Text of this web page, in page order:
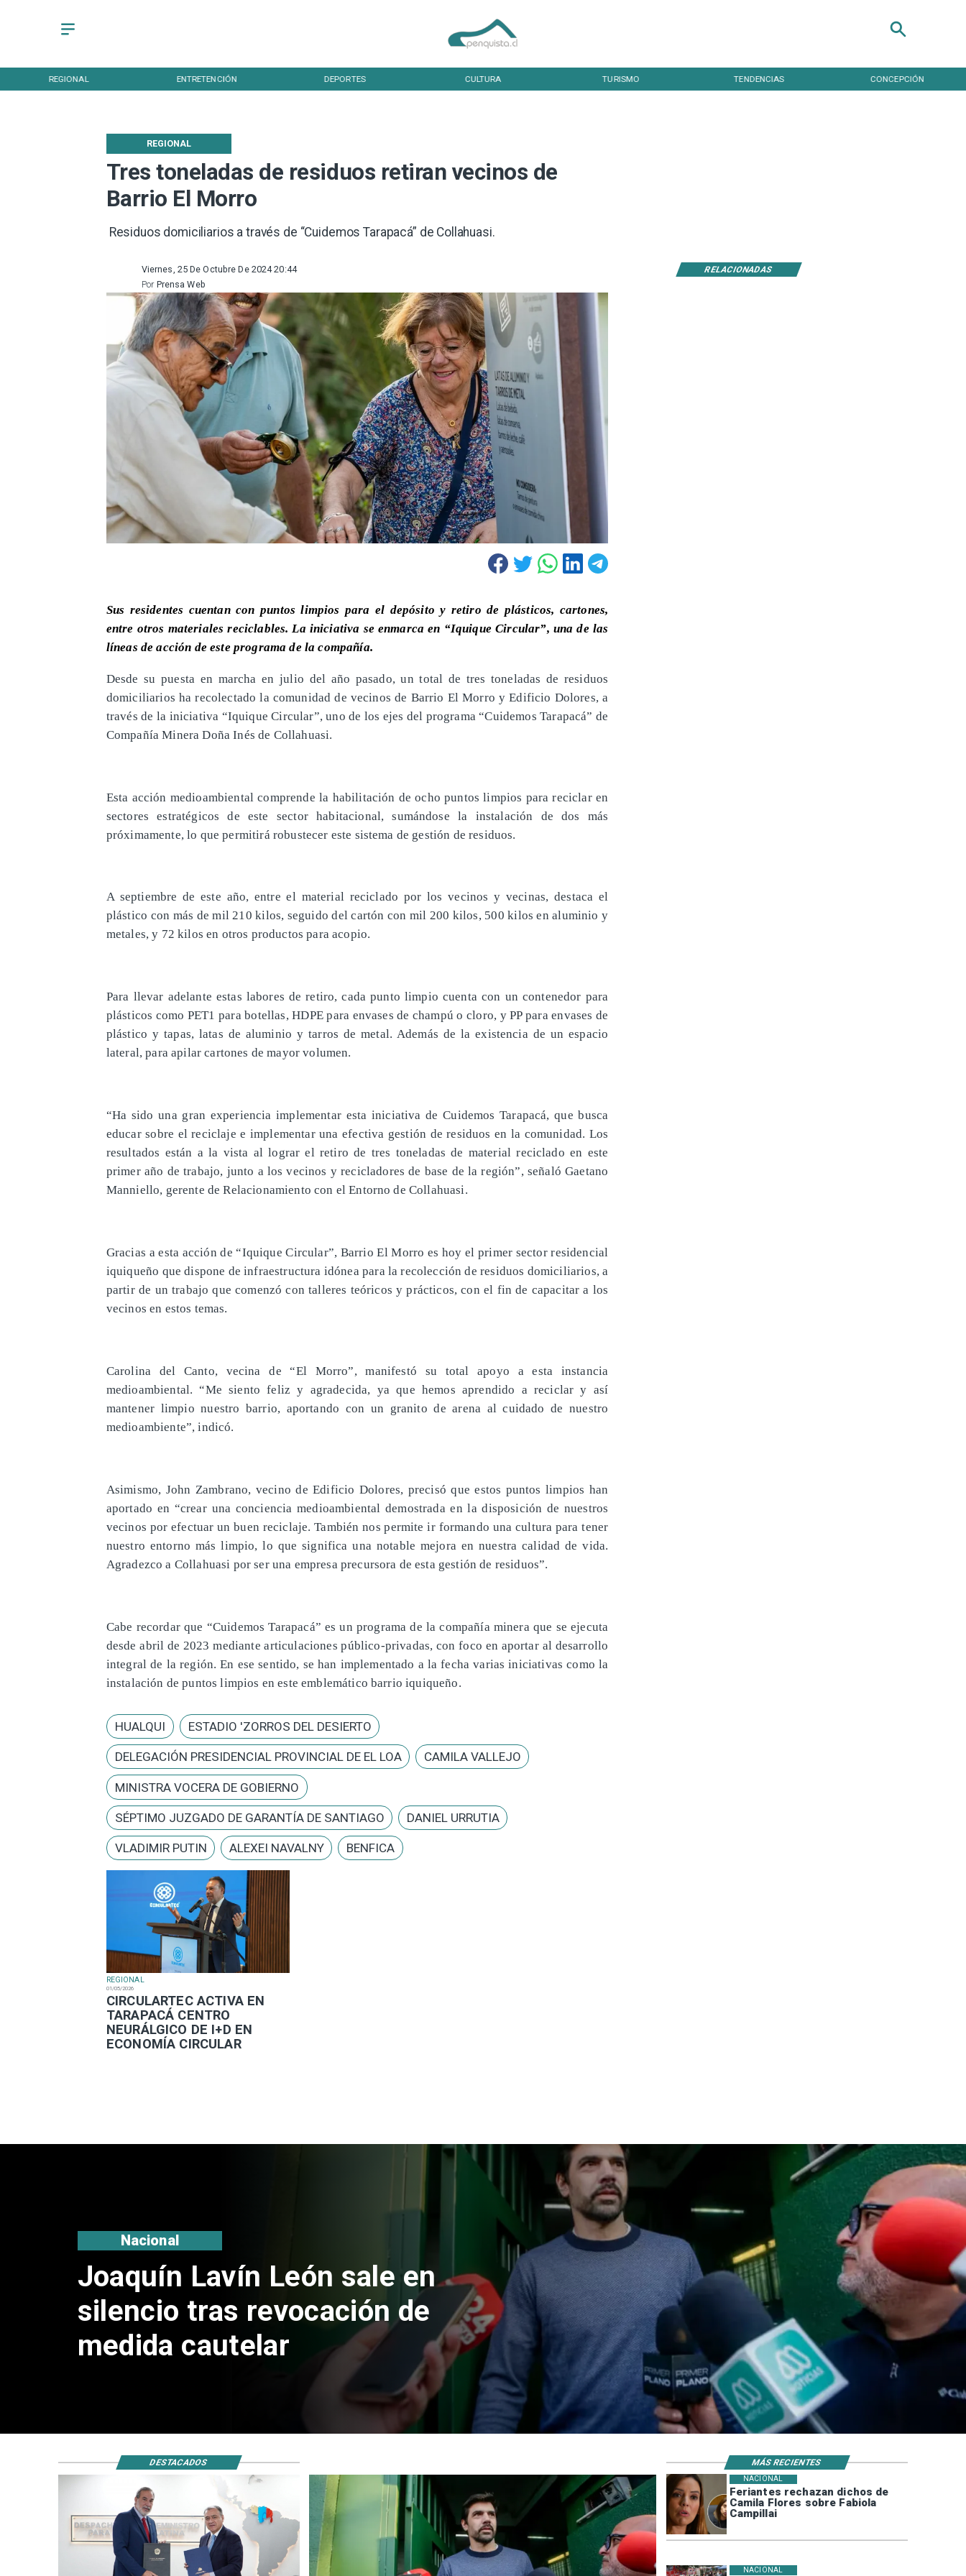
REGIONAL ENTRETENCIÓN DEPORTES CULTURA TURISMO TENDENCIAS CONCEPCIÓN
Tres toneladas de residuos retiran vecinos de
Barrio El Morro
​ Residuos domiciliarios a través de “Cuidemos Tarapacá” de Collahuasi. ​
REGIONAL
RELACIONADAS
Viernes, 25 De Octubre De 2024 20:44
Prensa Web
Por
REGIONAL
01/05/2026
​CIRCULARTEC ACTIVA EN
TARAPACÁ CENTRO
NEURÁLGICO DE I+D EN
ECONOMÍA CIRCULAR
Sus residentes cuentan con puntos limpios para el depósito y retiro de plásticos, cartones,
entre otros materiales reciclables. La iniciativa se enmarca en “Iquique Circular”, una de las
líneas de acción de este programa de la compañía.
​Desde su puesta en marcha en julio del año pasado, un total de tres toneladas de residuos
domiciliarios ha recolectado la comunidad de vecinos de Barrio El Morro y Edificio Dolores, a
través de la iniciativa “Iquique Circular”, uno de los ejes del programa “Cuidemos Tarapacá” de
Compañía Minera Doña Inés de Collahuasi.
Esta acción medioambiental comprende la habilitación de ocho puntos limpios para reciclar en
sectores estratégicos de este sector habitacional, sumándose la instalación de dos más
próximamente, lo que permitirá robustecer este sistema de gestión de residuos.
A septiembre de este año, entre el material reciclado por los vecinos y vecinas, destaca el
plástico con más de mil 210 kilos, seguido del cartón con mil 200 kilos, 500 kilos en aluminio y
metales, y 72 kilos en otros productos para acopio.
Para llevar adelante estas labores de retiro, cada punto limpio cuenta con un contenedor para
plásticos como PET1 para botellas, HDPE para envases de champú o cloro, y PP para envases de
plástico y tapas, latas de aluminio y tarros de metal. Además de la existencia de un espacio
lateral, para apilar cartones de mayor volumen.
“Ha sido una gran experiencia implementar esta iniciativa de Cuidemos Tarapacá, que busca
educar sobre el reciclaje e implementar una efectiva gestión de residuos en la comunidad. Los
resultados están a la vista al lograr el retiro de tres toneladas de material reciclado en este
primer año de trabajo, junto a los vecinos y recicladores de base de la región”, señaló Gaetano
Manniello, gerente de Relacionamiento con el Entorno de Collahuasi.
Gracias a esta acción de “Iquique Circular”, Barrio El Morro es hoy el primer sector residencial
iquiqueño que dispone de infraestructura idónea para la recolección de residuos domiciliarios, a
partir de un trabajo que comenzó con talleres teóricos y prácticos, con el fin de capacitar a los
vecinos en estos temas.
Carolina del Canto, vecina de “El Morro”, manifestó su total apoyo a esta instancia
medioambiental. “Me siento feliz y agradecida, ya que hemos aprendido a reciclar y así
mantener limpio nuestro barrio, aportando con un granito de arena al cuidado de nuestro
medioambiente”, indicó.
Asimismo, John Zambrano, vecino de Edificio Dolores, precisó que estos puntos limpios han
aportado en “crear una conciencia medioambiental demostrada en la disposición de nuestros
vecinos por efectuar un buen reciclaje. También nos permite ir formando una cultura para tener
nuestro entorno más limpio, lo que significa una notable mejora en nuestra calidad de vida.
Agradezco a Collahuasi por ser una empresa precursora de esta gestión de residuos”.
Cabe recordar que “Cuidemos Tarapacá” es un programa de la compañía minera que se ejecuta
desde abril de 2023 mediante articulaciones público-privadas, con foco en aportar al desarrollo
integral de la región. En ese sentido, se han implementado a la fecha varias iniciativas como la
instalación de puntos limpios en este emblemático barrio iquiqueño.
HUALQUI ESTADIO 'ZORROS DEL DESIERTO
DELEGACIÓN PRESIDENCIAL PROVINCIAL DE EL LOA CAMILA VALLEJO
MINISTRA VOCERA DE GOBIERNO
SÉPTIMO JUZGADO DE GARANTÍA DE SANTIAGO DANIEL URRUTIA
VLADIMIR PUTIN ALEXEI NAVALNY BENFICA
Joaquín Lavín León sale en
silencio tras revocación de
medida cautelar
Nacional
Feriantes rechazan dichos de
Camila Flores sobre Fabiola
Campillai
NACIONAL
NACIONAL
DESTACADOS MÁS RECIENTES